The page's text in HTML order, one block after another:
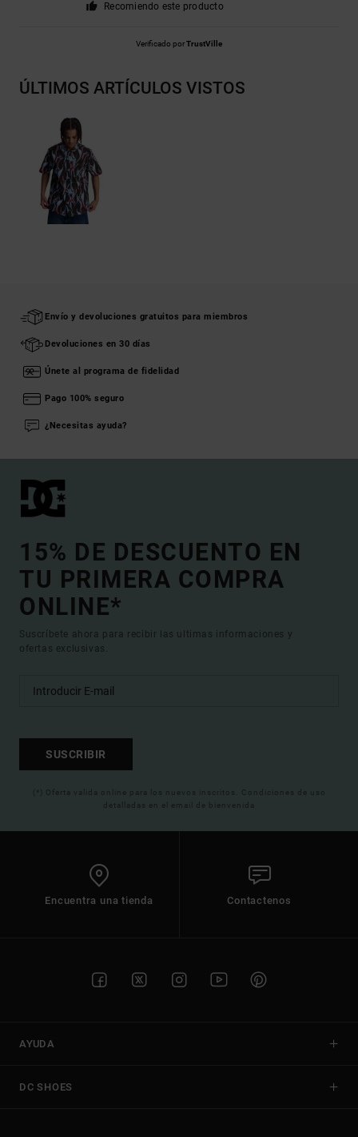
Recomiendo este producto
Verificado porTrustVille
ÚLTIMOS ARTÍCULOS VISTOS
Envío y devoluciones gratuitos para miembros
Devoluciones en 30 días
Únete al programa de fidelidad
Pago 100% seguro
¿Necesitas ayuda?
15% DE DESCUENTO EN
TU PRIMERA COMPRA
ONLINE*
Suscríbete ahora para recibir las ultimas informaciones y
ofertas exclusivas.
SUSCRIBIR
(*) Oferta valida online para los nuevos inscritos. Condiciones de uso
detalladas en el email de bienvenida
Encuentra una tienda Contactenos
AYUDA
DC SHOES